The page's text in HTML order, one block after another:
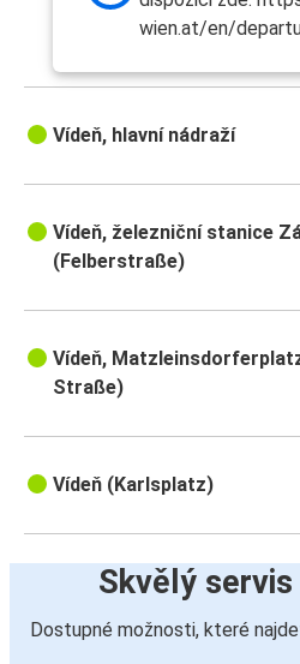
wien.at/en/
Vídeň, hlavní nádraží
Vídeň, železniční stanice
(Felberstraße)
Vídeň,
Straße)
Vídeň (Karlsplatz)
Skvělý servis
Dostupné možnosti, které